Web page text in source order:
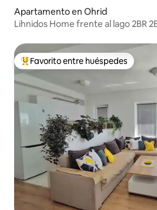
Apartamento en Ohrid
Lihnidos Home frente al lago 2BR
Favorito entre huéspedes preferido
Favorito entre huéspedes